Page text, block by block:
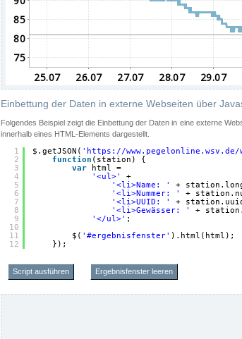
Einbettung der Daten in externe Webseiten über
Folgendes Beispiel zeigt die Einbettung der Daten in eine externe
innerhalb eines HTML-Elements dargestellt.
1
2
3
4
5
6
7
8
9
10
11
12
$.getJSON( ' https://www.pegelonline.wsv.de/
function (station) {
var
html =
'<ul>'
+
'<li>Name: '
+
'<li>Nummer: '
+
'<li>UUID: '
+
'<li>Gewässer: '
+
'</ul>' ;
$( '#ergebnisfenster' ).html(html);
});
Script ausführen Ergebnisfenster leeren